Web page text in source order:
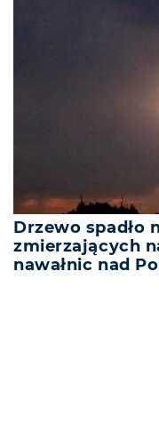
Drzewo spadło
zmierzających
nawałnic nad